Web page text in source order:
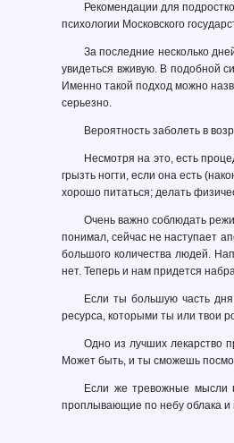
Рекомендации для
психологии Московского
За последние несколько
увидеться вживую. В подобной
Именно такой подход можно
серьезно.
Вероятность заболеть в
Несмотря на это, есть
грызть ногти, если она есть
хорошо питаться; делать
Очень важно соблюдать
понимал, сейчас не наступает
большого количества людей.
нет. Теперь и нам придется
Если ты большую часть дня
ресурса, которыми ты или твои
Одно из лучших лекарство
Может быть, и ты сможешь
Если же тревожные мысли
проплывающие по небу облака и